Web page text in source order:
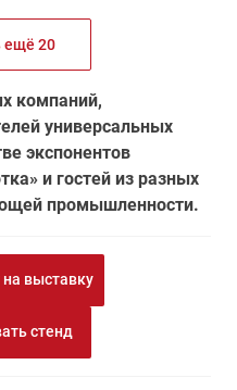
ещё 20
компаний,
универсальных
экспонентов
и гостей из разных
промышленности.
выставку
стенд